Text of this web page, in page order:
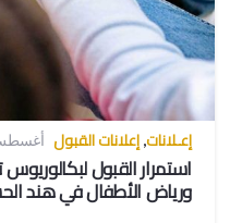
إعـلانات, إعلانات القبول أغسطس 10,
استمرار القبول
ورياض الأطفال في هند الحسيني